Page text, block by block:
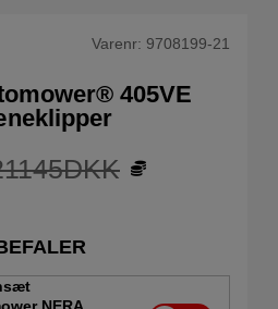
Varenr: 9708199-21
405VE
DKK